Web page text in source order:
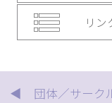
リン
◀ 団体／サーク